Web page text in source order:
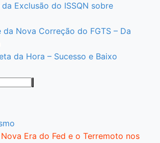
Exclusão do ISSQN sobre
da Nova Correção do FGTS – Da
da Hora – Sucesso e Baixo
Era do Fed e o Terremoto nos